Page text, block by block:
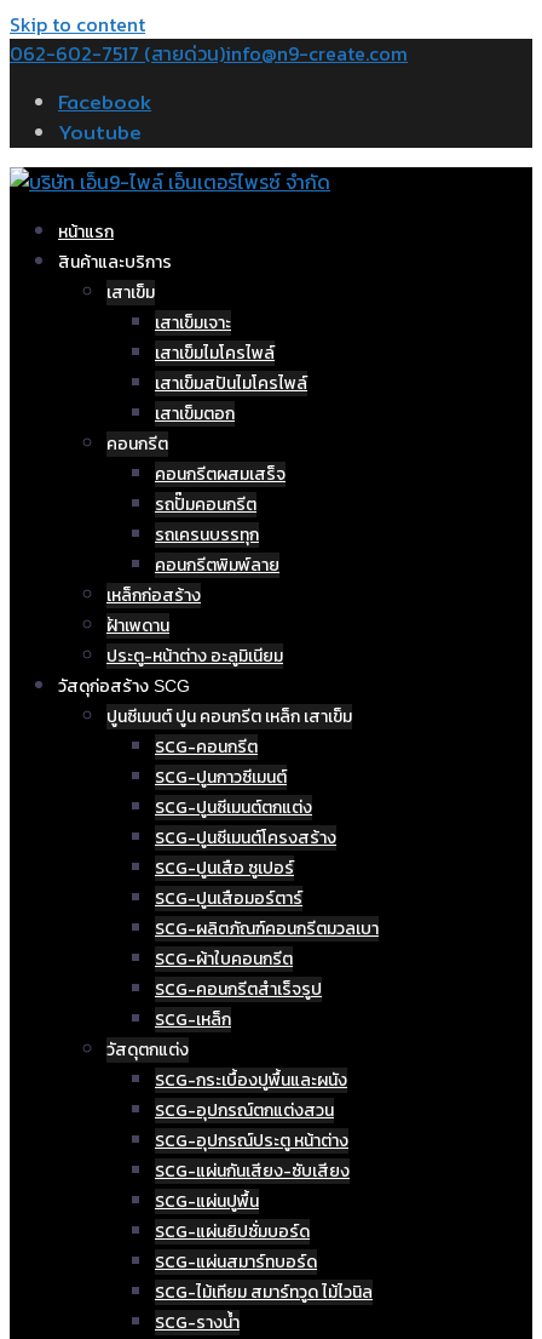
Skip to content
062-602-7517 (สายด่วน)info@n9-create.com
Facebook
Youtube
หน้าแรก
สินค้าและบริการ
เสาเข็ม
เสาเข็มเจาะ
เสาเข็มไมโครไพล์
เสาเข็มสปันไมโครไพล์
เสาเข็มตอก
คอนกรีต
คอนกรีตผสมเสร็จ
รถปั๊มคอนกรีต
รถเครนบรรทุก
คอนกรีตพิมพ์ลาย
เหล็กก่อสร้าง
ฝ้าเพดาน
ประตู-หน้าต่าง อะลูมิเนียม
วัสดุก่อสร้าง SCG
ปูนซีเมนต์ ปูน คอนกรีต เหล็ก เสาเข็ม
SCG-คอนกรีต
SCG-ปูนกาวซีเมนต์
SCG-ปูนซีเมนต์ตกแต่ง
SCG-ปูนซีเมนต์โครงสร้าง
SCG-ปูนเสือ ซูเปอร์
SCG-ปูนเสือมอร์ตาร์
SCG-ผลิตภัณฑ์คอนกรีตมวลเบา
SCG-ผ้าใบคอนกรีต
SCG-คอนกรีตสำเร็จรูป
SCG-เหล็ก
วัสดุตกแต่ง
SCG-กระเบื้องปูพื้นและผนัง
SCG-อุปกรณ์ตกแต่งสวน
SCG-อุปกรณ์ประตู หน้าต่าง
SCG-แผ่นกันเสียง-ซับเสียง
SCG-แผ่นปูพื้น
SCG-แผ่นยิปซั่มบอร์ด
SCG-แผ่นสมาร์ทบอร์ด
SCG-ไม้เทียม สมาร์ทวูด ไม้ไวนิล
SCG-รางน้ำ